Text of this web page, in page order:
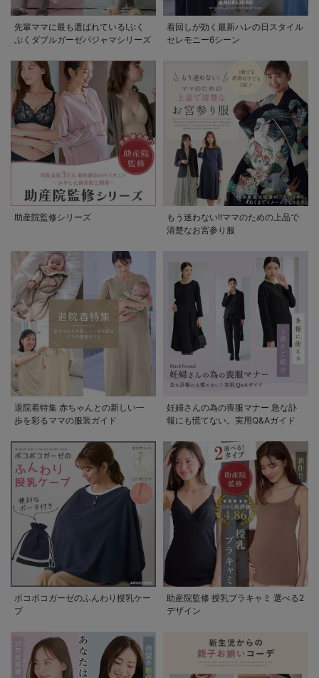
先輩ママに最も選ばれている!ぷく
ぷくダブルガーゼパジャマシリーズ
着回しが効く最新ハレの日スタイル
セレモニー6シーン
助産院監修シリーズ
もう迷わない!!ママのための上品で
清楚なお宮参り服
退院着特集 赤ちゃんとの新しい一
歩を彩るママの服装ガイド
妊婦さんの為の喪服マナー 急な訃
報にも慌てない。実用Q&Aガイド
ポコポコガーゼのふんわり授乳ケー
プ
助産院監修 授乳ブラキャミ 選べる2
デザイン